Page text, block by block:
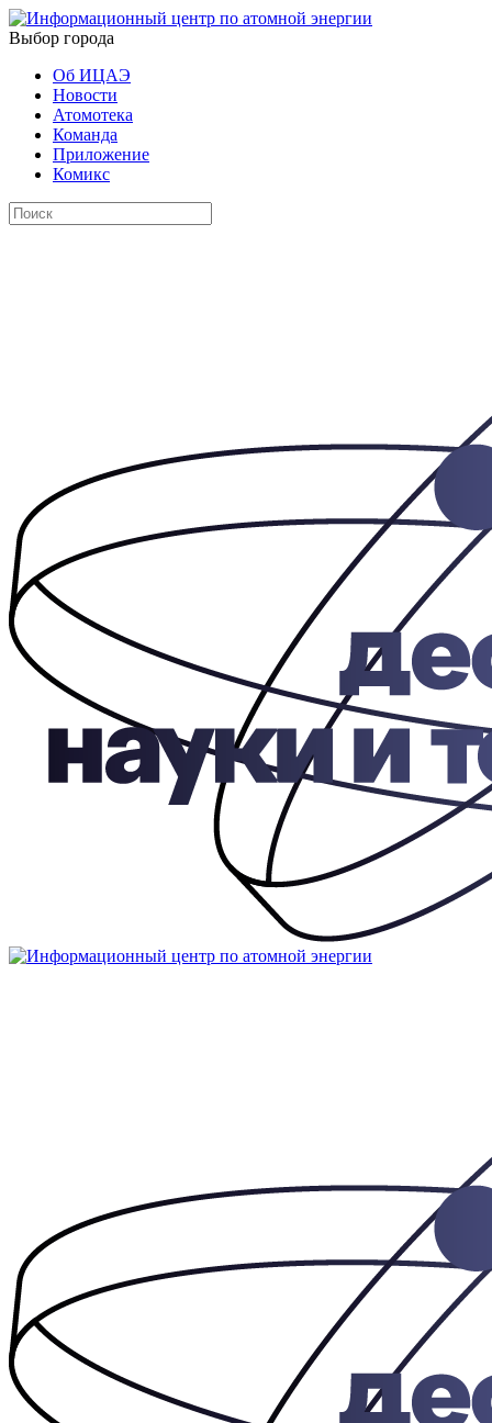
Выбор города
Об ИЦАЭ
Новости
Атомотека
Команда
Приложение
Комикс